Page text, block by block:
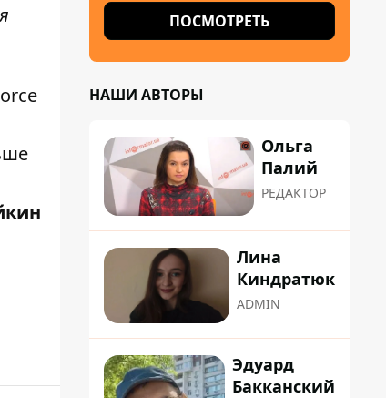
ПОСМОТРЕТЬ
НАШИ АВТОРЫ
Ольга
Палий
РЕДАКТОР
Лина
Киндратюк
ADMIN
Эдуард
Бакканский